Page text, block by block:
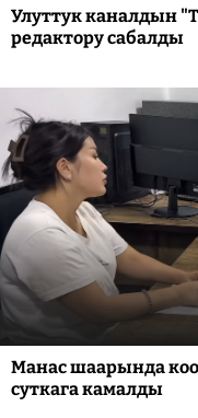
Улуттук каналдын
редактору сабалды
Манас шаарында
суткага камалды